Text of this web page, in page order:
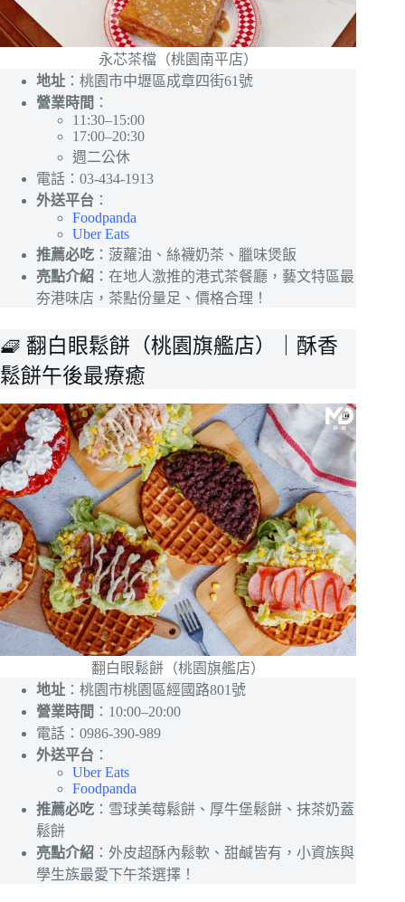
永芯茶檔（桃園南平店）
地址 ：桃園市中壢區成章四街61號
營業時間 ：
11:30–15:00
17:00–20:30
週二公休
電話：03-434-1913
外送平台 ：
Foodpanda
Uber Eats
推薦必吃 ：菠蘿油、絲襪奶茶、臘味煲飯
亮點介紹 ：在地人激推的港式茶餐廳，藝文特區最
夯港味店，茶點份量足、價格合理！
🧇 翻白眼鬆餅（桃園旗艦店）｜酥香
鬆餅午後最療癒
翻白眼鬆餅（桃園旗艦店）
地址 ：桃園市桃園區經國路801號
營業時間 ：10:00–20:00
電話：0986-390-989
外送平台 ：
Uber Eats
Foodpanda
推薦必吃 ：雪球美莓鬆餅、厚牛堡鬆餅、抹茶奶蓋
鬆餅
亮點介紹 ：外皮超酥內鬆軟、甜鹹皆有，小資族與
學生族最愛下午茶選擇！